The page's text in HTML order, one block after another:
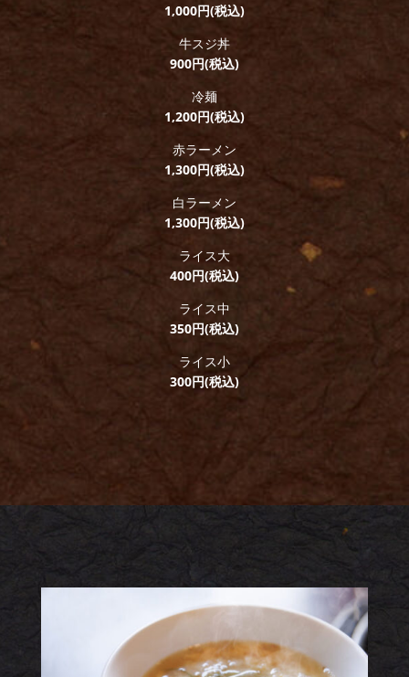
1,000円(税込)
牛スジ丼
900円(税込)
冷麺
1,200円(税込)
赤ラーメン
1,300円(税込)
白ラーメン
1,300円(税込)
ライス大
400円(税込)
ライス中
350円(税込)
ライス小
300円(税込)